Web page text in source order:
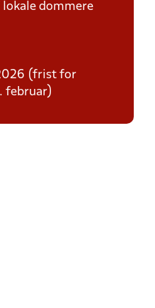
lokale dommere
(frist for
februar)